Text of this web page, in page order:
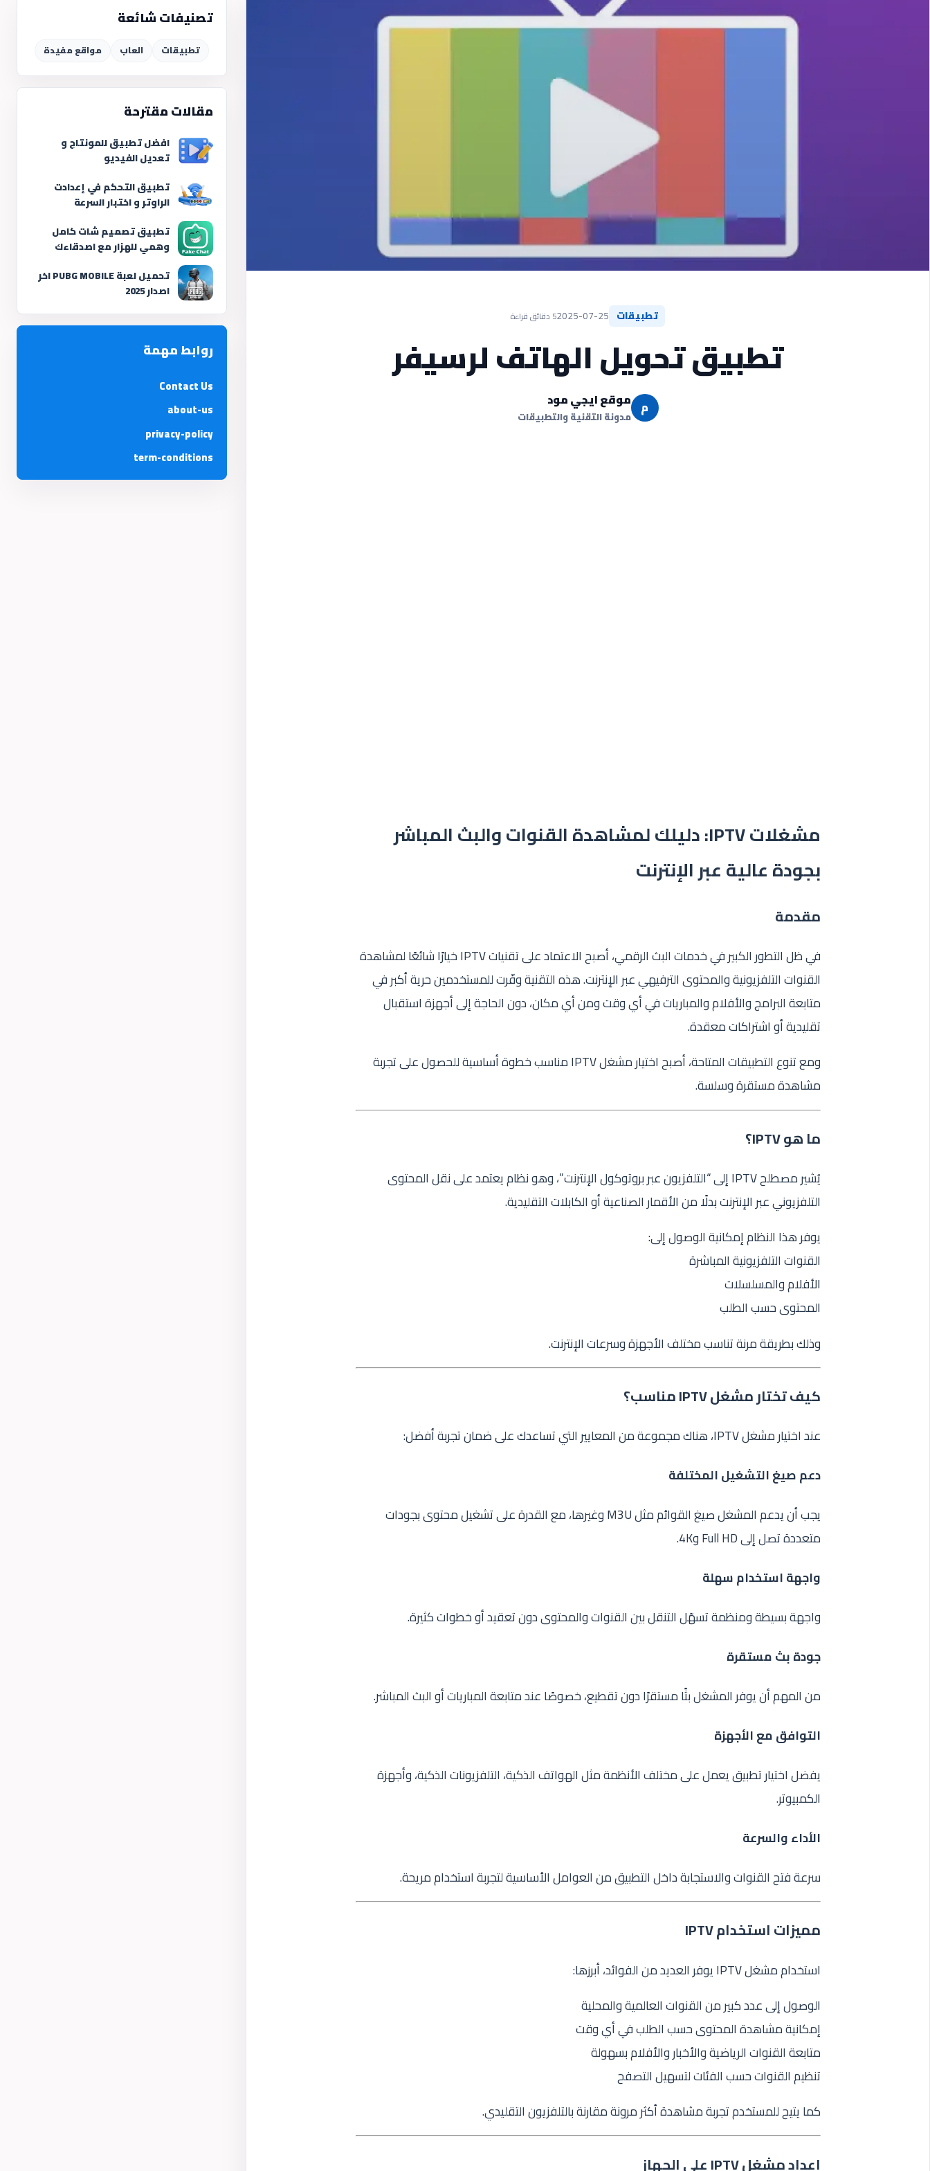
تصنيفات شائعة
تطبيقات العاب مواقع مفيدة
مقالات مقترحة
افضل تطبيق للمونتاج و
تعديل الفيديو
تطبيق التحكم في إعدادت
الراوتر و اختبار السرعة
تطبيق تصميم شات كامل
وهمي للهزار مع اصدقاءك
تحميل لعبة PUBG MOBILE اخر
اصدار 2025
روابط مهمة
Contact Us
about-us
privacy-policy
term-conditions
تطبيقات 2025-07-255 دقائق قراءة
تطبيق تحويل الهاتف لرسيفر
م موقع ايجي مود
مدونة التقنية والتطبيقات
مشغلات IPTV: دليلك لمشاهدة القنوات والبث المباشر
بجودة عالية عبر الإنترنت
مقدمة
في ظل التطور الكبير في خدمات البث الرقمي، أصبح الاعتماد على تقنيات IPTV خيارًا شائعًا لمشاهدة
القنوات التلفزيونية والمحتوى الترفيهي عبر الإنترنت. هذه التقنية وفّرت للمستخدمين حرية أكبر في
متابعة البرامج والأفلام والمباريات في أي وقت ومن أي مكان، دون الحاجة إلى أجهزة استقبال
تقليدية أو اشتراكات معقدة.
ومع تنوع التطبيقات المتاحة، أصبح اختيار مشغل IPTV مناسب خطوة أساسية للحصول على تجربة
مشاهدة مستقرة وسلسة.
ما هو IPTV؟
يُشير مصطلح IPTV إلى “التلفزيون عبر بروتوكول الإنترنت”، وهو نظام يعتمد على نقل المحتوى
التلفزيوني عبر الإنترنت بدلًا من الأقمار الصناعية أو الكابلات التقليدية.
يوفر هذا النظام إمكانية الوصول إلى:
القنوات التلفزيونية المباشرة
الأفلام والمسلسلات
المحتوى حسب الطلب
وذلك بطريقة مرنة تناسب مختلف الأجهزة وسرعات الإنترنت.
كيف تختار مشغل IPTV مناسب؟
عند اختيار مشغل IPTV، هناك مجموعة من المعايير التي تساعدك على ضمان تجربة أفضل:
دعم صيغ التشغيل المختلفة
يجب أن يدعم المشغل صيغ القوائم مثل M3U وغيرها، مع القدرة على تشغيل محتوى بجودات
متعددة تصل إلى Full HD و4K.
واجهة استخدام سهلة
واجهة بسيطة ومنظمة تسهّل التنقل بين القنوات والمحتوى دون تعقيد أو خطوات كثيرة.
جودة بث مستقرة
من المهم أن يوفر المشغل بثًا مستقرًا دون تقطيع، خصوصًا عند متابعة المباريات أو البث المباشر.
التوافق مع الأجهزة
يفضل اختيار تطبيق يعمل على مختلف الأنظمة مثل الهواتف الذكية، التلفزيونات الذكية، وأجهزة
الكمبيوتر.
الأداء والسرعة
سرعة فتح القنوات والاستجابة داخل التطبيق من العوامل الأساسية لتجربة استخدام مريحة.
مميزات استخدام IPTV
استخدام مشغل IPTV يوفر العديد من الفوائد، أبرزها:
الوصول إلى عدد كبير من القنوات العالمية والمحلية
إمكانية مشاهدة المحتوى حسب الطلب في أي وقت
متابعة القنوات الرياضية والأخبار والأفلام بسهولة
تنظيم القنوات حسب الفئات لتسهيل التصفح
كما يتيح للمستخدم تجربة مشاهدة أكثر مرونة مقارنة بالتلفزيون التقليدي.
إعداد مشغل IPTV على الجهاز